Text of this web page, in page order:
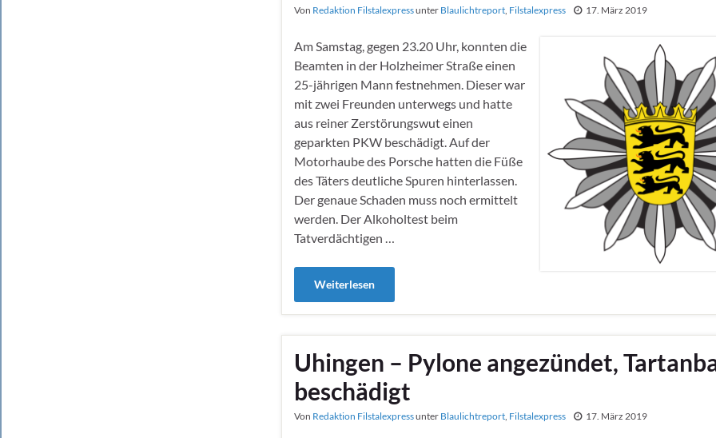
Von Redaktion Filstalexpressunter Blaulichtreport, Filstalexpress 17. März 2019
Am Samstag, gegen 23.20 Uhr, konnten die
Beamten in der Holzheimer Straße einen
25-jährigen Mann festnehmen. Dieser war
mit zwei Freunden unterwegs und hatte
aus reiner Zerstörungswut einen
geparkten PKW beschädigt. Auf der
Motorhaube des Porsche hatten die Füße
des Täters deutliche Spuren hinterlassen.
Der genaue Schaden muss noch ermittelt
werden. Der Alkoholtest beim
Tatverdächtigen …
Weiterlesen
Uhingen – Pylone angezündet,
beschädigt
Von Redaktion Filstalexpressunter Blaulichtreport, Filstalexpress 17. März 2019